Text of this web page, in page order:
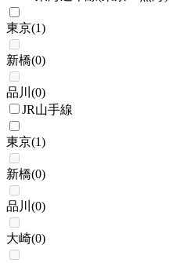
東京(1)
新橋(0)
品川 (0)
JR山手線
東京(1)
新橋(0)
品川 (0)
大崎(0)